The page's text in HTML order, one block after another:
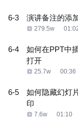
6-3 演讲备注的添
279.5w
6-4
如何在PPT中
打开
25.7w 00:36
6-5
如何隐藏幻灯
印
7.6w 01:10